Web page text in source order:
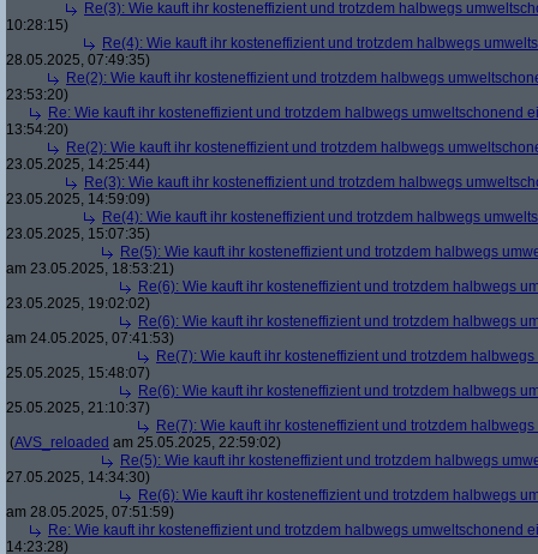
Re(3): Wie kauft ihr kosteneffizient und trotzdem halbwegs
10:28:15)
Re(4): Wie kauft ihr kosteneffizient und trotzdem halbwegs
28.05.2025, 07:49:35)
Re(2): Wie kauft ihr kosteneffizient und trotzdem halbwegs
23:53:20)
Re: Wie kauft ihr kosteneffizient und trotzdem halbwegs umweltschonend
13:54:20)
Re(2): Wie kauft ihr kosteneffizient und trotzdem halbwegs
23.05.2025, 14:25:44)
Re(3): Wie kauft ihr kosteneffizient und trotzdem halbwegs
23.05.2025, 14:59:09)
Re(4): Wie kauft ihr kosteneffizient und trotzdem halbwegs
23.05.2025, 15:07:35)
Re(5): Wie kauft ihr kosteneffizient und trotzdem halbwegs
am 23.05.2025, 18:53:21)
Re(6): Wie kauft ihr kosteneffizient und trotzdem halbwegs
23.05.2025, 19:02:02)
Re(6): Wie kauft ihr kosteneffizient und trotzdem halbwegs
am 24.05.2025, 07:41:53)
Re(7): Wie kauft ihr kosteneffizient und trotzdem
25.05.2025, 15:48:07)
Re(6): Wie kauft ihr kosteneffizient und trotzdem halbwegs
25.05.2025, 21:10:37)
Re(7): Wie kauft ihr kosteneffizient und trotzdem
(AVS_reloaded am 25.05.2025, 22:59:02)
Re(5): Wie kauft ihr kosteneffizient und trotzdem halbwegs
27.05.2025, 14:34:30)
Re(6): Wie kauft ihr kosteneffizient und trotzdem halbwegs
am 28.05.2025, 07:51:59)
Re: Wie kauft ihr kosteneffizient und trotzdem halbwegs umweltschonend
14:23:28)